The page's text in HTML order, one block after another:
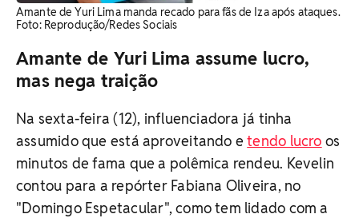
Amante de Yuri Lima manda recado para fãs de Iza após ataques.
Foto: Reprodução/Redes Sociais
Amante de Yuri Lima assume lucro,
mas nega traição
Na sexta-feira (12), influenciadora já tinha
assumido que está aproveitando etendo lucro os
minutos de fama que a polêmica rendeu. Kevelin
contou para a repórter Fabiana Oliveira, no
"Domingo Espetacular", como tem lidado com a